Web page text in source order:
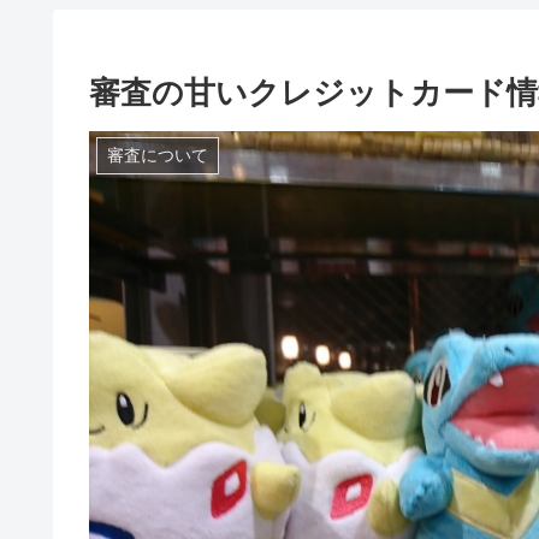
審査の甘いクレジットカード
審査について